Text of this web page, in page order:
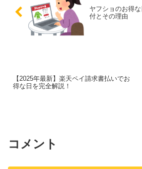
ヤフショのお得
付とその理由
【2025年最新】楽天ペイ請求書払いでお
得な日を完全解説！
コメント